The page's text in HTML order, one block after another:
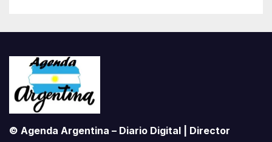
© Agenda Argentina – Diario Digital | Director